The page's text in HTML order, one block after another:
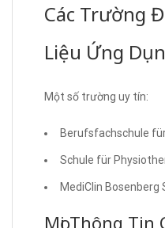
Các Trường
Liệu Ứng
Một số trường uy tín:
Berufsfachschule
Schule für
MediClin Bosenberg
Mọi Thông Tin